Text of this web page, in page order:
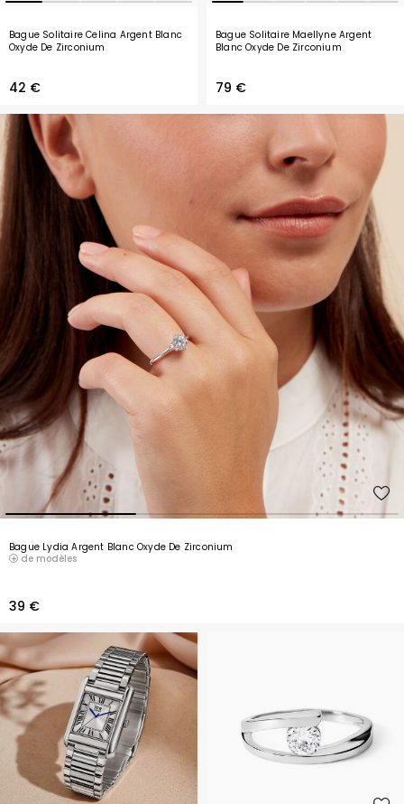
Bague Solitaire Celina Argent Blanc
Oxyde De Zirconium
42 €
Bague Solitaire Maellyne Argent
Blanc Oxyde De Zirconium
79 €
Bague Lydia Argent Blanc Oxyde De Zirconium
de modèles
39 €